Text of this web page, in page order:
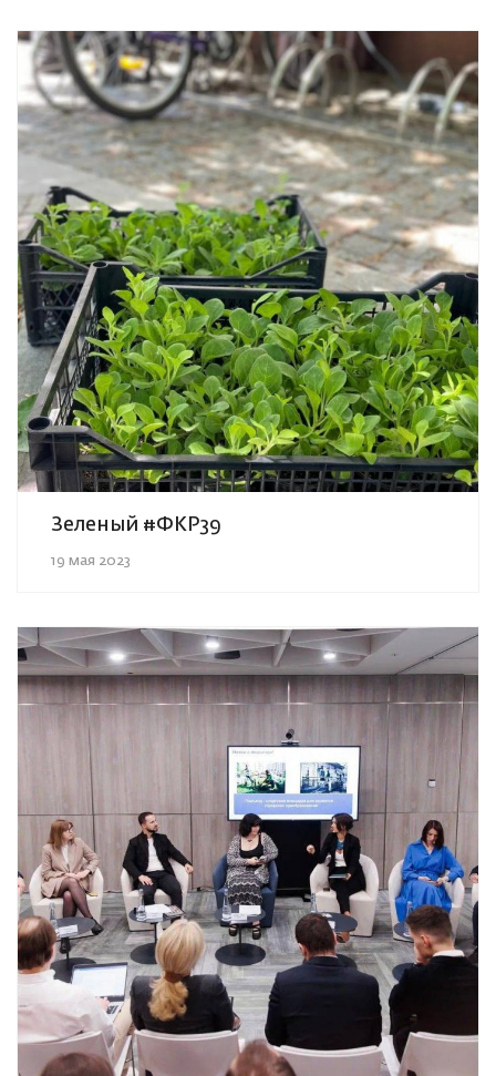
Зеленый #ФКР39
19 мая 2023